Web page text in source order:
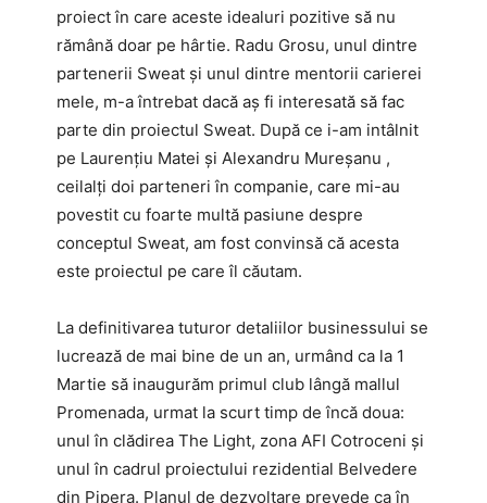
proiect în care aceste idealuri pozitive să nu
rămână doar pe hârtie. Radu Grosu, unul dintre
partenerii Sweat și unul dintre mentorii carierei
mele, m-a întrebat dacă aș fi interesată să fac
parte din proiectul Sweat. După ce i-am intâlnit
pe Laurențiu Matei și Alexandru Mureșanu ,
ceilalți doi parteneri în companie, care mi-au
povestit cu foarte multă pasiune despre
conceptul Sweat, am fost convinsă că acesta
este proiectul pe care îl căutam.
La definitivarea tuturor detaliilor businessului se
lucrează de mai bine de un an, urmând ca la 1
Martie să inaugurăm primul club lângă mallul
Promenada, urmat la scurt timp de încă doua:
unul în clădirea The Light, zona AFI Cotroceni și
unul în cadrul proiectului rezidential Belvedere
din Pipera. Planul de dezvoltare prevede ca în